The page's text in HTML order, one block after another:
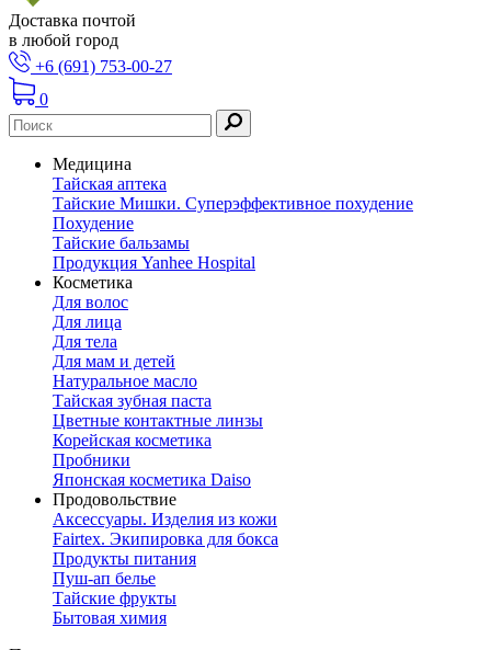
Доставка почтой
в любой город
+6 (691) 753-00-27
0
Медицина
Тайская аптека
Тайские Мишки. Суперэффективное похудение
Похудение
Тайские бальзамы
Продукция Yanhee Hospital
Косметика
Для волос
Для лица
Для тела
Для мам и детей
Натуральное масло
Тайская зубная паста
Цветные контактные линзы
Корейская косметика
Пробники
Японская косметика Daiso
Продовольствие
Аксессуары. Изделия из кожи
Fairtex. Экипировка для бокса
Продукты питания
Пуш-ап белье
Тайские фрукты
Бытовая химия